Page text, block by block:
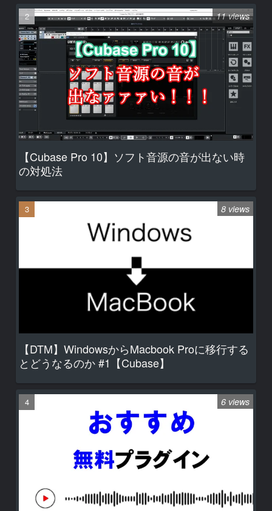
【Cubase Pro 10】ソフト音源の音が出ない時
の対処法
11 views
【DTM】WindowsからMacbook Proに移行する
とどうなるのか #1【Cubase】
8 views
6 views